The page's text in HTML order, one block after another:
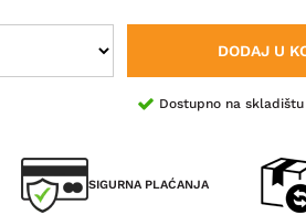
DODAJ U
Dostupno na
SIGURNA PLAĆANJA